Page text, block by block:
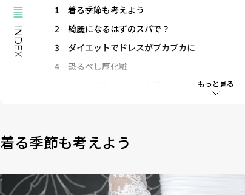
もっと見る
INDEX
1
着る季節も考えよう
2
綺麗になるはずのスパで？
3
ダイエットでドレスがブカブカに
4
恐るべし厚化粧
着る季節も考えよう